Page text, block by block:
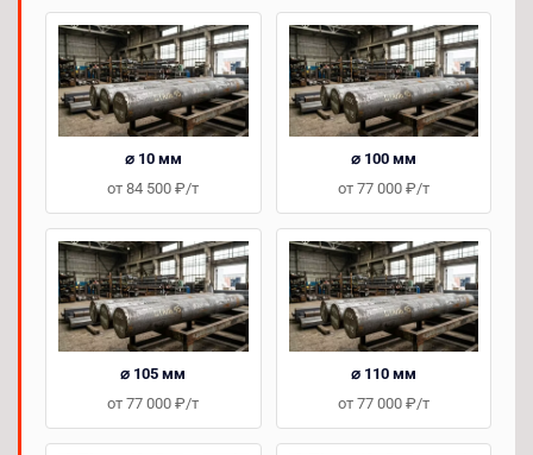
⌀ 10 мм
от 84 500 ₽/т
⌀ 100 мм
от 77 000 ₽/т
⌀ 105 мм
от 77 000 ₽/т
⌀ 110 мм
от 77 000 ₽/т